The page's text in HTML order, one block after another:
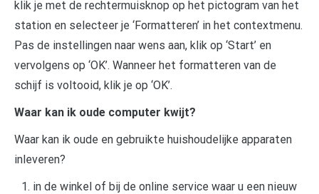
klik je met de rechtermuisknop op het pictogram van het
station en selecteer je ‘Formatteren’ in het contextmenu.
Pas de instellingen naar wens aan, klik op ‘Start’ en
vervolgens op ‘OK’. Wanneer het formatteren van de
schijf is voltooid, klik je op ‘OK’.
Waar kan ik oude computer kwijt?
Waar kan ik oude en gebruikte huishoudelijke apparaten
inleveren?
in de winkel of bij de online service waar u een nieuw